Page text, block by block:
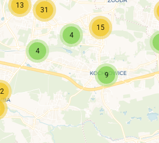
15
4
9
4
13
31